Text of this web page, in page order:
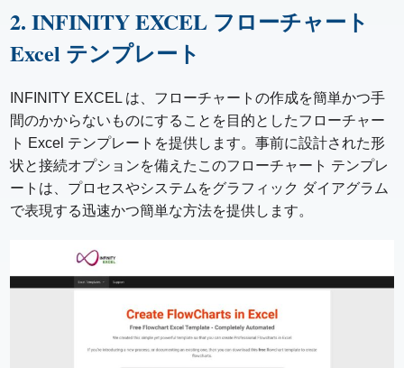
2. INFINITY EXCEL フローチャート
Excel テンプレート
INFINITY EXCEL は、フローチャートの作成を簡単かつ手
間のかからないものにすることを目的としたフローチャー
ト Excel テンプレートを提供します。事前に設計された形
状と接続オプションを備えたこのフローチャート テンプレ
ートは、プロセスやシステムをグラフィック ダイアグラム
で表現する迅速かつ簡単な方法を提供します。